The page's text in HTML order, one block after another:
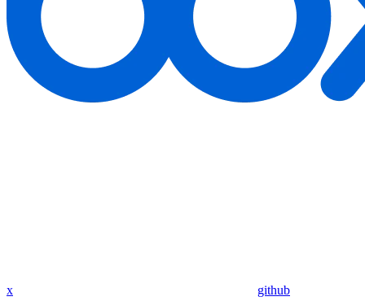
x github